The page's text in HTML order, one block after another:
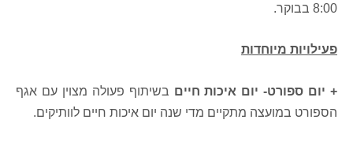
8:00 בבוקר.
פעילויות מיוחדות
+ יום ספורט- יום איכות חיים בשיתוף פעולה מצוין עם אגף
הספורט במועצה מתקיים מדי שנה יום איכות חיים לוותיקים.